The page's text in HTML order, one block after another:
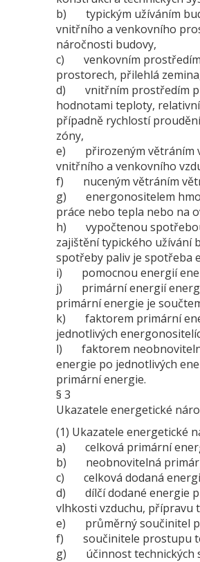
b) typickým užíváním
vnitřního a venkovního
náročnosti budovy,
c) venkovním prostředím
prostorech, přilehlá
d) vnitřním prostředím
hodnotami teploty,
případně rychlostí
zóny,
e) přirozeným větráním
vnitřního a venkovního
f) nuceným větráním
g) energonositelem
práce nebo tepla nebo na
h) vypočtenou spotřebou
zajištění typického užívání
spotřeby paliv je spotřeba
i) pomocnou energií
j) primární energií
primární energie je
k) faktorem primární
jednotlivých
l) faktorem
energie po jednotlivých
primární energie.
§ 3
Ukazatele energetické
(1) Ukazatele energetické
a) celková primární
b) neobnovitelná
c) celková dodaná
d) dílčí dodané energie
vlhkosti vzduchu, přípravu
e) průměrný součinitel
f) součinitele prostupu
g) účinnost technických